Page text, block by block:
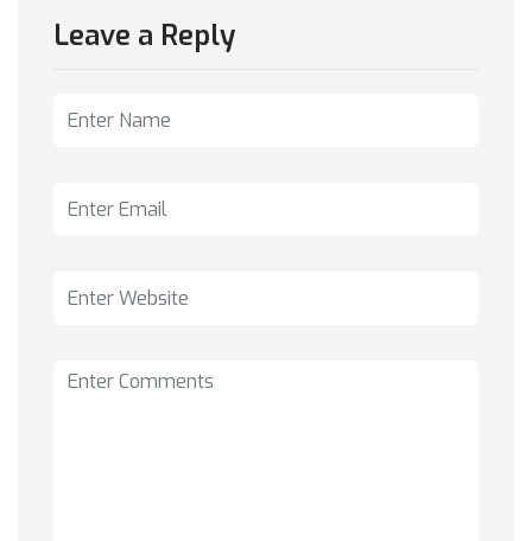
Leave a Reply